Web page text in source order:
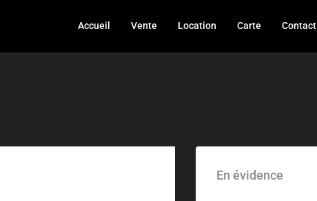
Accueil Vente Location Carte Contact
En évidence